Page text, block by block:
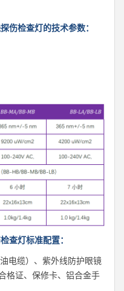
伤检查灯的技术参数：
查灯标准配置：
电缆）、紫外线防护眼镜
格证、保修卡、铝合金手